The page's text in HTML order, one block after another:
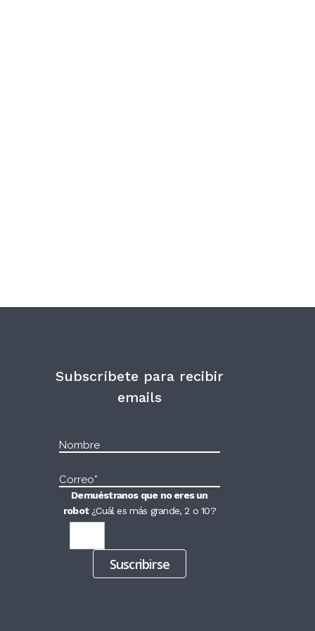
Subscríbete para recibir
emails
Demuéstranos que no eres un
robot ¿Cuál es más grande, 2 o 10?